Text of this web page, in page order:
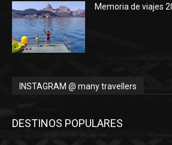
Memoria de viajes
INSTAGRAM @ many travellers
DESTINOS POPULARES